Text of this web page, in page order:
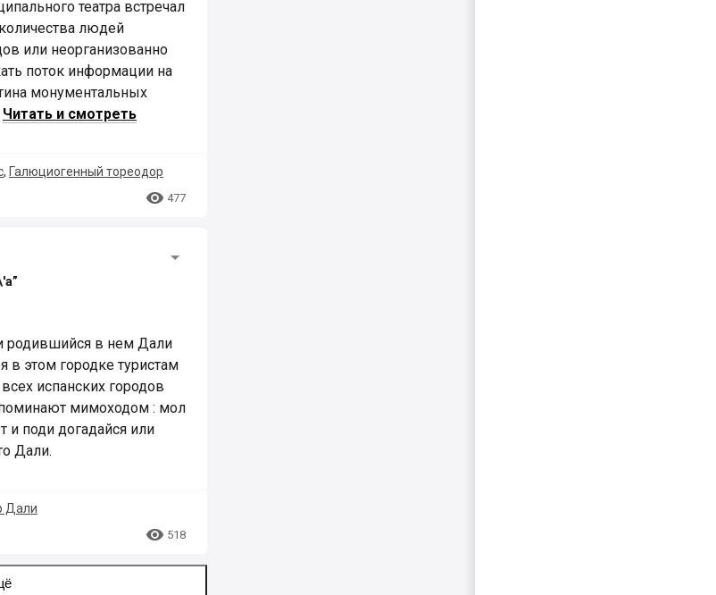
театра встречал
людей
или неорганизованно
поток информации на
монументальных
Читать и смотреть
, Галюциогенный тореодор
 477
родившийся в нем Дали
в этом городке туристам
испанских городов
мимоходом : мол
и поди догадайся или
Дали.
Дали
 518